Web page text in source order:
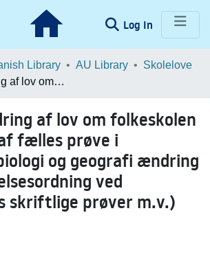
Log In (current)
Library AU Library
Skolelove
Lov om ændring af lov om folkeskolen (Indførelse af fælles prøve i fysik/kemi biologi og geografi ændring af bedømmelsesordning ved folkeskolens skriftlige prøver m.v.)
af lov om folkeskolen
fælles prøve i
og geografi ændring
ved
skriftlige prøver m.v.)